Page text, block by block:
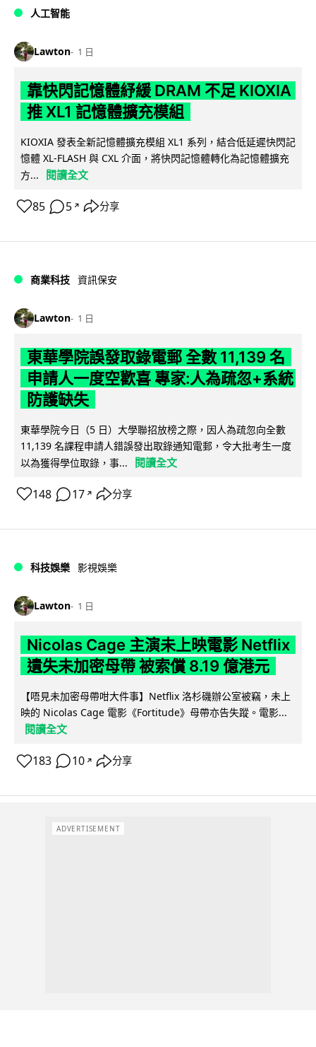
人工智能
Lawton 1 日
靠快閃記憶體紓緩 DRAM 不足 KIOXIA
推 XL1 記憶體擴充模組
KIOXIA 發表全新記憶體擴充模組 XL1 系列，結合低延遲快閃記
憶體 XL-FLASH 與 CXL 介面，將快閃記憶體轉化為記憶體擴充
方...
閱讀全文
85 5 ↗ 分享
商業科技 資訊保安
Lawton 1 日
東華學院誤發取錄電郵 全數 11,139 名
申請人一度空歡喜 專家:人為疏忽+系統
防護缺失
東華學院今日（5 日）大學聯招放榜之際，因人為疏忽向全數
11,139 名課程申請人錯誤發出取錄通知電郵，令大批考生一度
以為獲得學位取錄，事...
閱讀全文
148 17 ↗ 分享
科技娛樂 影視娛樂
Lawton 1 日
Nicolas Cage 主演未上映電影 Netflix
遺失未加密母帶 被索償 8.19 億港元
【唔見未加密母帶咁大件事】Netflix 洛杉磯辦公室被竊，未上
映的 Nicolas Cage 電影《Fortitude》母帶亦告失蹤。電影...
閱讀全文
183 10 ↗ 分享
ADVERTISEMENT